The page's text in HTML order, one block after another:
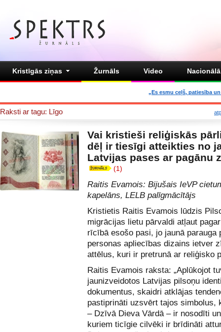
Kristīgās ziņas Žurnāls Video
„Es esmu ceļš, patiesība
Raksti ar tagu: Līgo
Vai kristieši reliģiskās
dēļ ir tiesīgi atteikties no
Latvijas pases ar pagānu
(1)
Raitis Evamois: Bijušais IeVP
kapelāns, LELB palīgmācītājs
Kristietis Raitis Evamois lūdzis
migrācijas lietu pārvaldi atļaut
rīcībā esošo pasi, jo jaunā parauga
personas apliecības dizains ietver
attēlus, kuri ir pretrunā ar reliģisko
Raitis Evamois raksta: „Aplūkojot
jaunizveidotos Latvijas pilsoņu
dokumentus, skaidri atklājas
pastiprināti uzsvērt tajos simbolus,
– Dzīvā Dieva Vārdā – ir nosodīti
kuriem ticīgie cilvēki ir brīdināti